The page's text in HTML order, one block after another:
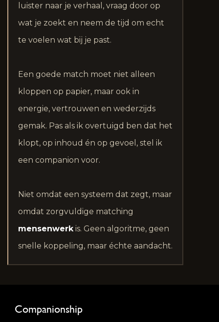
luister naar je verhaal, vraag door op
wat je zoekt en neem de tijd om echt
te voelen wat bij je past.
Een goede match moet niet alleen
kloppen op papier, maar ook in
energie, vertrouwen en wederzijds
gemak. Pas als ik overtuigd ben dat het
klopt, op inhoud én op gevoel, stel ik
een companion voor.
Niet omdat een systeem dat zegt, maar
omdat zorgvuldige matching
mensenwerkis. Geen algoritme, geen
snelle koppeling, maar échte aandacht.
Companionship